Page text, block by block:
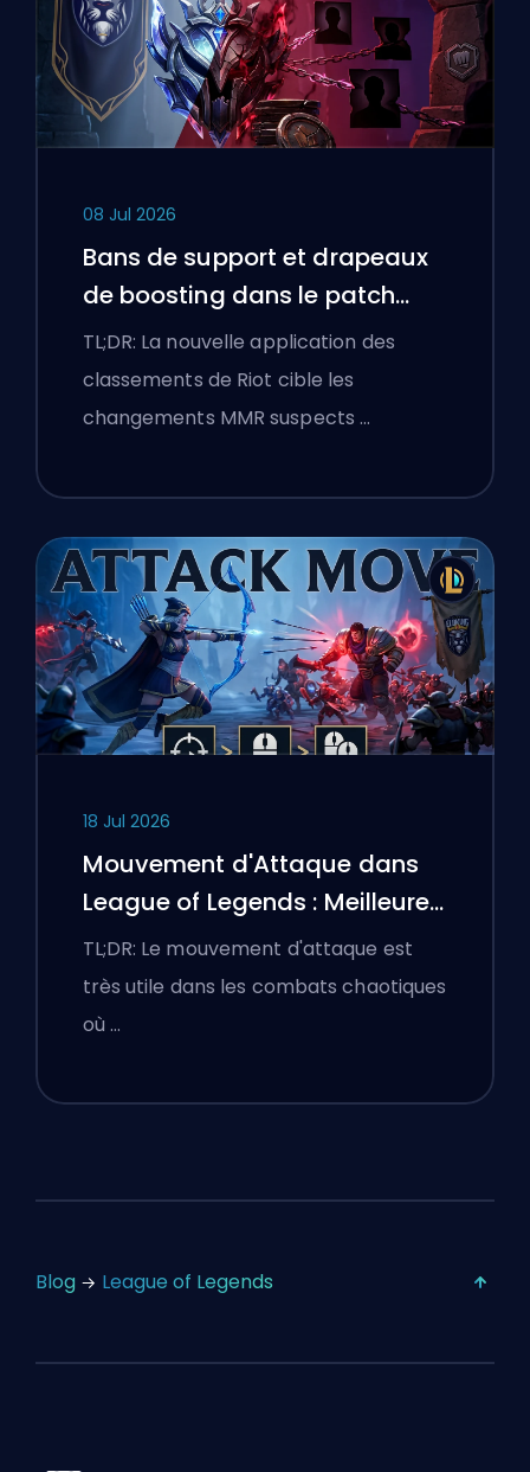
08 Jul 2026
Bans de support et drapeaux
de boosting dans le patch
25.18 de League of Legends
TL;DR: La nouvelle application des
classements de Riot cible les
changements MMR suspects …
18 Jul 2026
Mouvement d'Attaque dans
League of Legends : Meilleures
Configurations
TL;DR: Le mouvement d'attaque est
très utile dans les combats chaotiques
où …
Blog League of Legends